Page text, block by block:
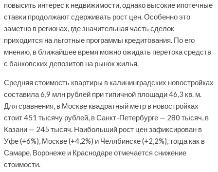
повысить интерес к недвижимости, однако высокие ипотечные
ставки продолжают сдерживать рост цен. Особенно это
заметно в регионах, где значительная часть сделок
приходится на льготные программы кредитования. По его
мнению, в ближайшее время можно ожидать перетока средств
с банковских депозитов на рынок жилья.
Средняя стоимость квартиры в калининградских новостройках
составила 6,9 млн рублей при типичной площади 46,3 кв. м.
Для сравнения, в Москве квадратный метр в новостройках
стоит 451 тысячу рублей, в Санкт-Петербурге — 280 тысяч, в
Казани — 245 тысяч. Наибольший рост цен зафиксирован в
Уфе (+6%), Москве (+4,2%) и Челябинске (+2,2%), тогда как в
Самаре, Воронеже и Краснодаре отмечается снижение
стоимости.